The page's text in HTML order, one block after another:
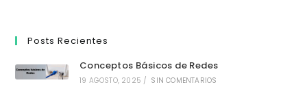
Posts Recientes
Conceptos Básicos de Redes
19 AGOSTO, 2025 / SIN COMENTARIOS